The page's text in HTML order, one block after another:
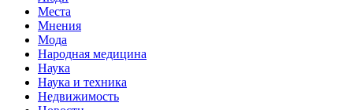
Места
Мнения
Мода
Народная медицина
Наука
Наука и техника
Недвижимость